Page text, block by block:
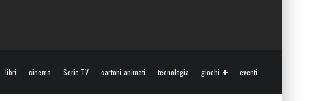
libri cinema Serie TV cartoni animati tecnologia giochi eventi